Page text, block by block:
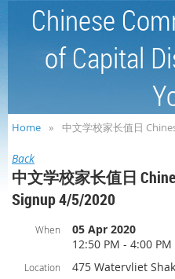
Chinese
of Capital
Home 中文学校家长值日
Back
中文学校家长值日
Signup 4/5/2020
When
05 Apr 2020
12:50 PM - 4:00 PM
Location
475 Watervliet